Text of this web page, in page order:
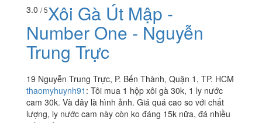
3.0 / 5Xôi Gà Út Mập -
Number One - Nguyễn
Trung Trực
19 Nguyễn Trung Trực, P. Bến Thành, Quận 1, TP. HCM
thaomyhuynh91 : Tôi mua 1 hộp xôi gà 30k, 1 ly nước
cam 30k. Và đây là hình ảnh. Giá quá cao so với chất
lượng, ly nước cam này còn ko đáng 15k nữa, đá nhiều